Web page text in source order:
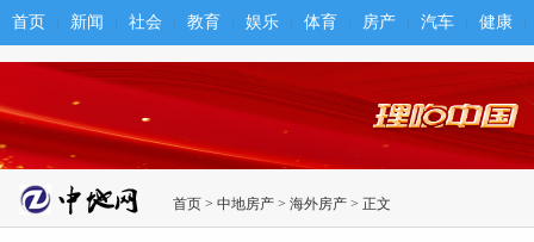
首页 新闻 社会 教育 娱乐 体育 房产 汽车 健康
首页 > 中地房产 > 海外房产 > 正文